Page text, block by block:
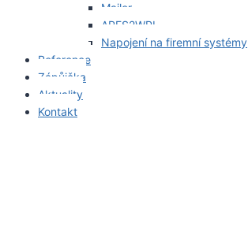
Mailer
ARES2WPL
Napojení na firemní systémy
Reference
Zápůjčka
Aktuality
Kontakt